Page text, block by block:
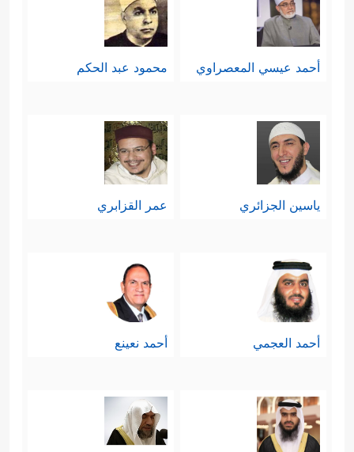
أحمد عيسي المعصراوي محمود عبد الحكم
ياسين الجزائري عمر القزابري
أحمد العجمي أحمد نعينع